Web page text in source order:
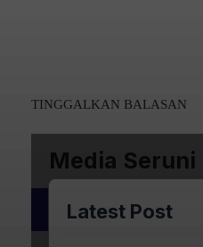
TINGGALKAN BALASAN